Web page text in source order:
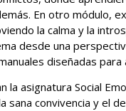
En otro módulo,
la calma y la
desde una
diseñadas
asignatura Social
sana convivencia y el